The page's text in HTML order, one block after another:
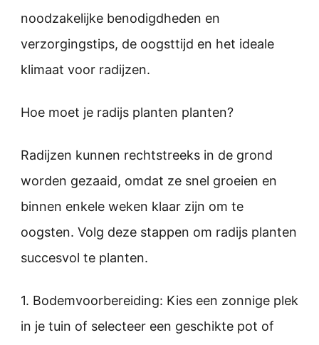
noodzakelijke benodigdheden en
verzorgingstips, de oogsttijd en het ideale
klimaat voor radijzen.
Hoe moet je radijs planten planten?
Radijzen kunnen rechtstreeks in de grond
worden gezaaid, omdat ze snel groeien en
binnen enkele weken klaar zijn om te
oogsten. Volg deze stappen om radijs planten
succesvol te planten.
1. Bodemvoorbereiding: Kies een zonnige plek
in je tuin of selecteer een geschikte pot of